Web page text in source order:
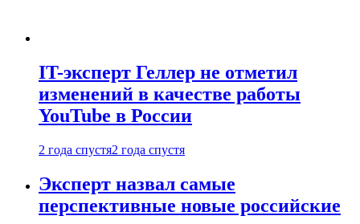
IT-эксперт Геллер не отметил
изменений в качестве работы
YouTube в России
2 года спустя2 года спустя
Эксперт назвал самые
перспективные новые российские